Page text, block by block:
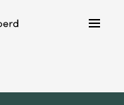
informatie te